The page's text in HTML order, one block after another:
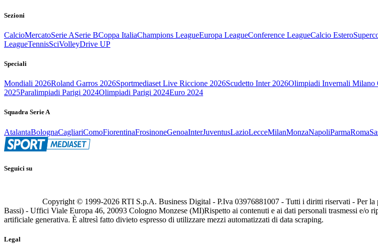
Sezioni
CalcioMercatoSerie ASerie BCoppa ItaliaChampions LeagueEuropa LeagueConference LeagueCalcio Estero
LeagueTennisSciVolleyDrive UP
Speciali
Mondiali 2026Roland Garros 2026Sportmediaset Live Riccione 2026Scudetto Inter 2026Olimpiadi Invernali Milano
2025Paralimpiadi Parigi 2024Olimpiadi Parigi 2024Euro 2024
Squadra Serie A
AtalantaBolognaCagliariComoFiorentinaFrosinoneGenoaInterJuventusLazioLecceMilanMonzaNapoliParmaRoma
Seguici su
Copyright © 1999-2026 RTI S.p.A. Business Digital - P.Iva 03976881007 - Tutti i diritti riservati - Per
Bassi) - Uffici Viale Europa 46, 20093 Cologno Monzese (MI)Rispetto ai contenuti e ai dati personali trasmessi e/o
artificiale generativa. È altresì fatto divieto espresso di utilizzare mezzi automatizzati di data scraping.
Legal